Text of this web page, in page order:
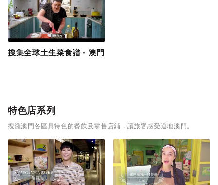
搜集全球土生菜食譜 - 澳門
特色店系列
搜羅澳門各區具特色的餐飲及零售店鋪，讓旅客感受道地澳門。